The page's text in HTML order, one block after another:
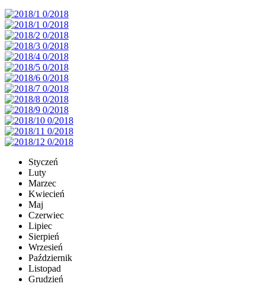
Styczeń
Luty
Marzec
Kwiecień
Maj
Czerwiec
Lipiec
Sierpień
Wrzesień
Październik
Listopad
Grudzień